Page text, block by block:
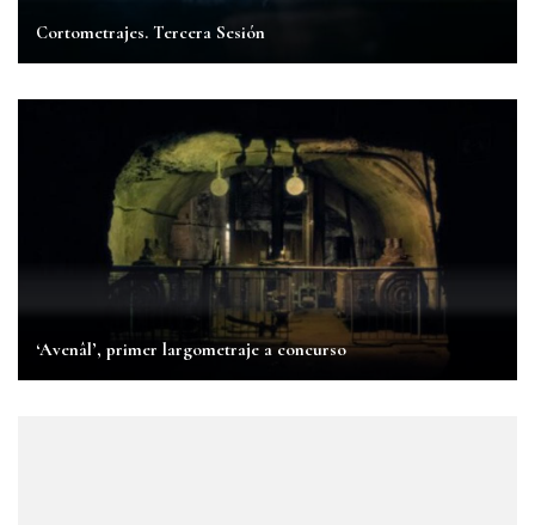
Cortometrajes. Tercera Sesión
‘Avenâl’, primer largometraje a concurso